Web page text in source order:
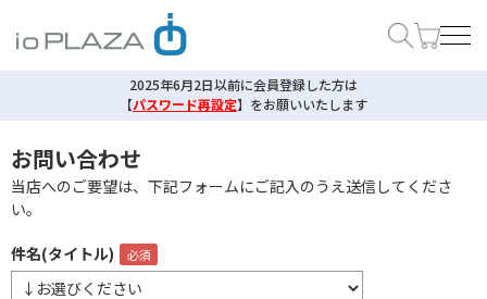
2025年6月2日以前に会員登録した方は
【パスワード再設定】 をお願いいたします
お問い合わせ
当店へのご要望は、下記フォームにご記入のうえ送信してくださ
い。
件名(タイトル)